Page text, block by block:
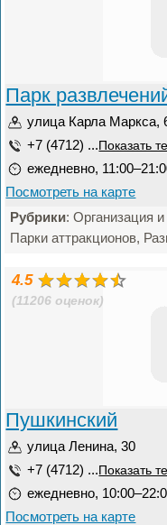
Парк
улица Карла Маркса,
+7 (4712) ... Показать
ежедневно,
Посмотреть на карте
Рубрики: Организация
Парки аттракционов,
4.5
(11206 оценок)
Пушкинский
улица Ленина, 30
+7 (4712) ... Показать
ежедневно,
Посмотреть на карте